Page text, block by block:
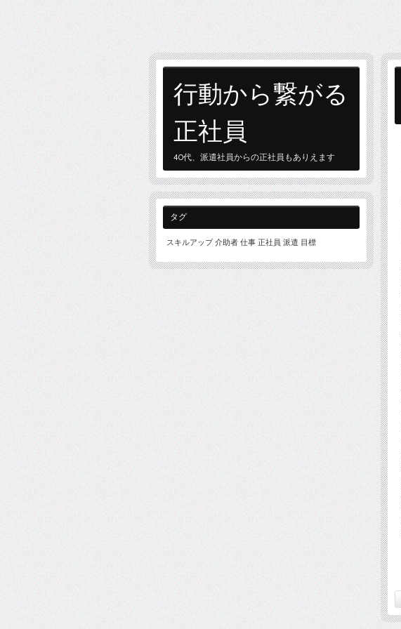
行動から繋がる
正社員
40代、派遣社員からの正社員もありえます
タグ
スキルアップ 介助者 仕事 正社員 派遣 目標